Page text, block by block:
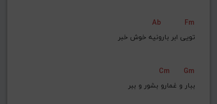
Ab
Fm
تویی ابر بارونیه خوش خبر
Cm
Gm
ببار و غمارو بشور و ببر